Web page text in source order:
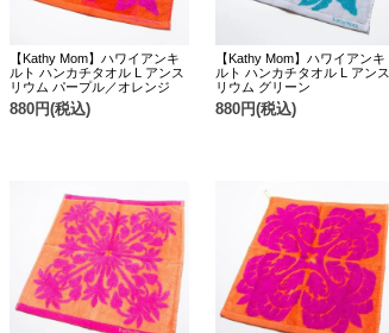
【Kathy Mom】ハワイアンキ
ルト ハンカチタオル L アンス
リウム パープル／オレンジ
880円(税込)
【Kathy Mom】ハワイアンキ
ルト ハンカチタオル L アンス
リウム グリーン
880円(税込)